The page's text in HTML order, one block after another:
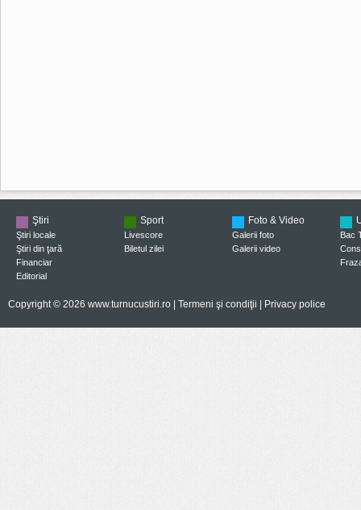
Ştiri
Ştiri locale
Ştiri din ţară
Financiar
Editorial
Sport
Livescore
Biletul zilei
Foto & Video
Galerii foto
Galerii video
Bac
Copyright © 2026 www.turnucustiri.ro | Termeni şi condiţii Privacy police